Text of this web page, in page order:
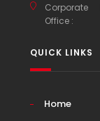
Corporate
Office :
QUICK LINKS
Home